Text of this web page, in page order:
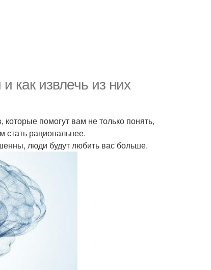
как извлечь из них
помогут вам не только понять,
стать рациональнее.
люди будут любить вас больше.